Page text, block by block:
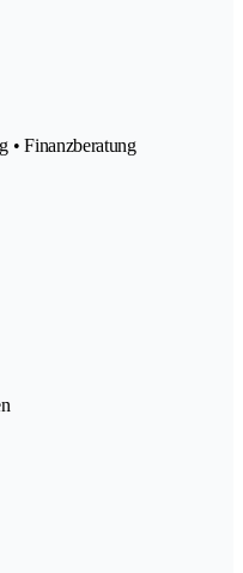
• Finanzberatung